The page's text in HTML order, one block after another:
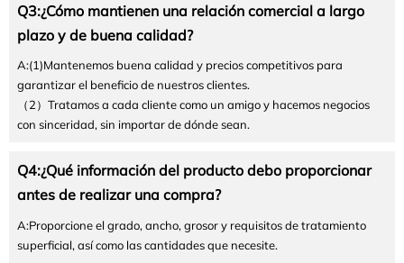
Q3:¿Cómo mantienen una relación comercial a largo
plazo y de buena calidad?
A:(1)Mantenemos buena calidad y precios competitivos para
garantizar el beneficio de nuestros clientes.
（2）Tratamos a cada cliente como un amigo y hacemos negocios
con sinceridad, sin importar de dónde sean.
Q4:¿Qué información del producto debo proporcionar
antes de realizar una compra?
A:Proporcione el grado, ancho, grosor y requisitos de tratamiento
superficial, así como las cantidades que necesite.